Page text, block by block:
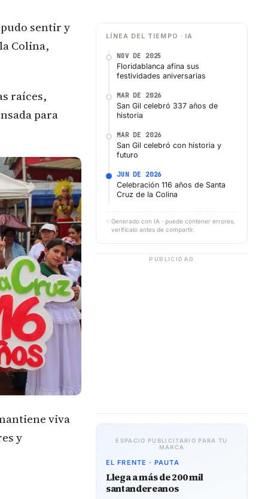
sentir y
Colina,
raíces,
para
viva
y
LÍNEA DEL TIEMPO · IA
NOV DE 2025
Floridablanca afina sus
festividades aniversarias
MAR DE 2026
San Gil celebró 337 años de
historia
MAR DE 2026
San Gil celebró con historia y
futuro
JUN DE 2026
Celebración 116 años de Santa
Cruz de la Colina
✨ Generado con IA · puede contener errores,
verifícalo antes de compartir.
PUBLICIDAD
ESPACIO PUBLICITARIO PARA TU
MARCA
EL FRENTE · PAUTA
Llega a más de 200 mil
santandereanos